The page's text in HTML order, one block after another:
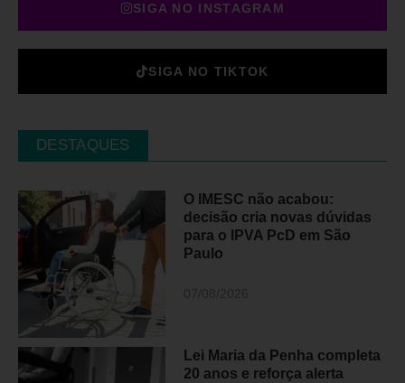
SIGA NO INSTAGRAM
SIGA NO TIKTOK
DESTAQUES
O IMESC não acabou:
decisão cria novas dúvidas
para o IPVA PcD em São
Paulo
Lei Maria da Penha completa
20 anos e reforça alerta